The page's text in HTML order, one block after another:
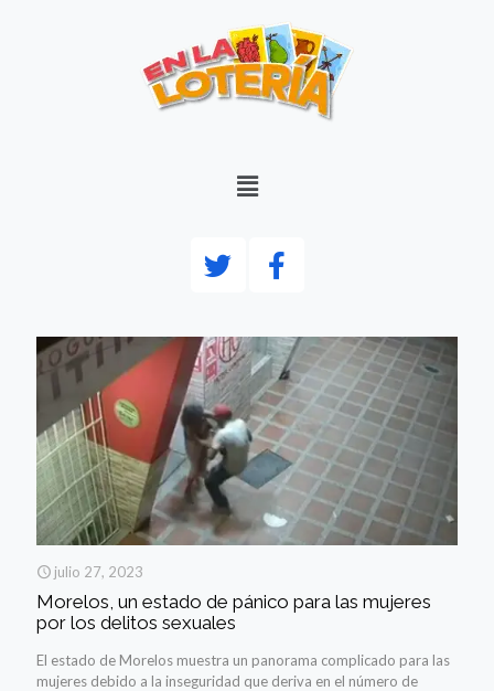
julio 27, 2023
Morelos, un estado de pánico para las mujeres
por los delitos sexuales
El estado de Morelos muestra un panorama complicado para las
mujeres debido a la inseguridad que deriva en el número de